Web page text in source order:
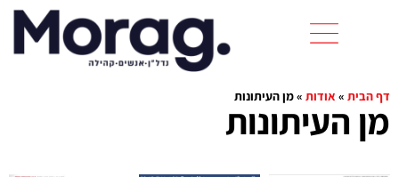
דף הבית » אודות »מן העיתונות
מן העיתונות